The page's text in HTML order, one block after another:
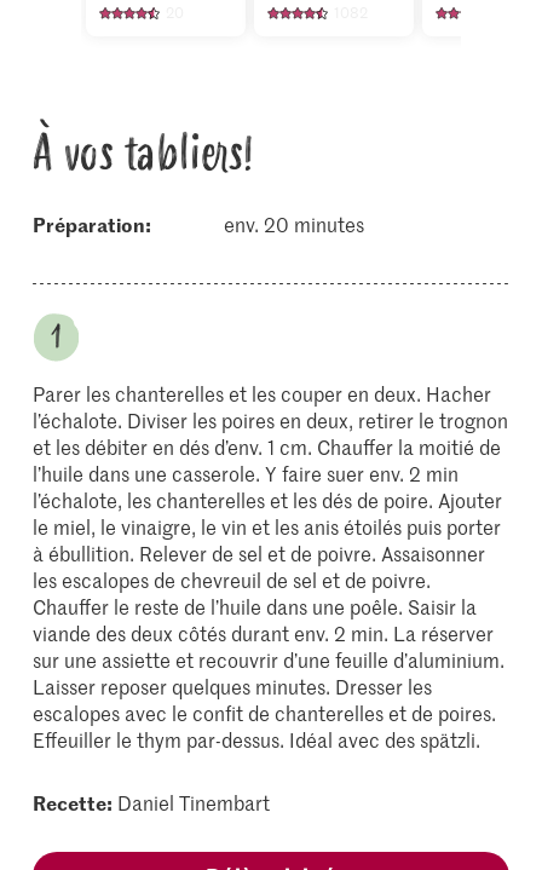
À vos tabliers!
Préparation: env. 20 minutes
Parer les chanterelles et les couper en deux. Hacher
l’échalote. Diviser les poires en deux, retirer le trognon
et les débiter en dés d’env. 1 cm. Chauffer la moitié de
l’huile dans une casserole. Y faire suer env. 2 min
l’échalote, les chanterelles et les dés de poire. Ajouter
le miel, le vinaigre, le vin et les anis étoilés puis porter
à ébullition. Relever de sel et de poivre. Assaisonner
les escalopes de chevreuil de sel et de poivre.
Chauffer le reste de l’huile dans une poêle. Saisir la
viande des deux côtés durant env. 2 min. La réserver
sur une assiette et recouvrir d’une feuille d’aluminium.
Laisser reposer quelques minutes. Dresser les
escalopes avec le confit de chanterelles et de poires.
Effeuiller le thym par-dessus. Idéal avec des spätzli.
Recette: Daniel Tinembart